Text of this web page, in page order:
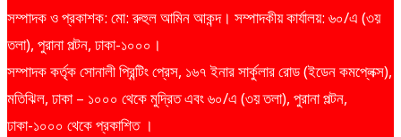
সম্পাদক ও প্রকাশক: মো: রুহুল আমিন আকন্দ। সম্পাদকীয় কার্যালয়: ৬০/এ (৩য়
তলা), পুরানা পল্টন, ঢাকা-১০০০।
সম্পাদক কর্তৃক সোনালী প্রিন্টিং প্রেস, ১৬৭ ইনার সার্কুলার রোড (ইডেন কমপ্লেক্স),
মতিঝিল, ঢাকা – ১০০০ থেকে মুদ্রিত এবং ৬০/এ (৩য় তলা), পুরানা পল্টন,
ঢাকা-১০০০ থেকে প্রকাশিত ।